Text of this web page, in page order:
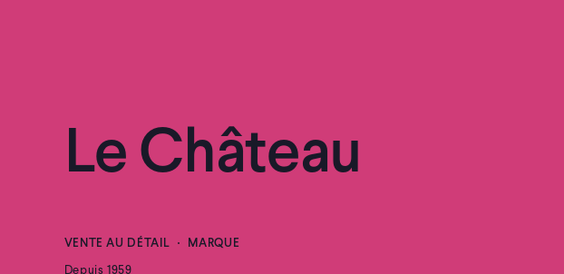
Le Château
VENTE AU DÉTAIL MARQUE
Depuis 1959